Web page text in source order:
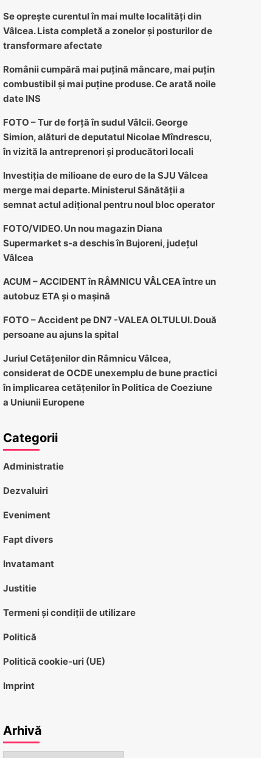
Se oprește curentul în mai multe localități din
Vâlcea. Lista completă a zonelor și posturilor de
transformare afectate
Românii cumpără mai puțină mâncare, mai puțin
combustibil și mai puține produse. Ce arată noile
date INS
FOTO – Tur de forță în sudul Vâlcii. George
Simion, alături de deputatul Nicolae Mîndrescu,
în vizită la antreprenori și producători locali
Investiția de milioane de euro de la SJU Vâlcea
merge mai departe. Ministerul Sănătății a
semnat actul adițional pentru noul bloc operator
FOTO/VIDEO. Un nou magazin Diana
Supermarket s-a deschis în Bujoreni, județul
Vâlcea
ACUM – ACCIDENT în RÂMNICU VÂLCEA între un
autobuz ETA și o mașină
FOTO – Accident pe DN7 -VALEA OLTULUI. Două
persoane au ajuns la spital
Juriul Cetățenilor din Râmnicu Vâlcea,
considerat de OCDE unexemplu de bune practici
în implicarea cetățenilor în Politica de Coeziune
a Uniunii Europene
Categorii
Administratie
Dezvaluiri
Eveniment
Fapt divers
Invatamant
Justitie
Termeni și condiții de utilizare
Politică
Politică cookie-uri (UE)
Imprint
Arhivă